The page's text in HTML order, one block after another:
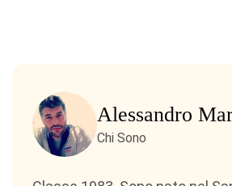
Alessandro
Chi Sono